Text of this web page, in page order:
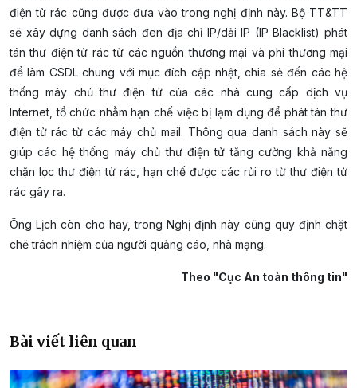
điện tử rác cũng được đưa vào trong nghị định này. Bộ TT&TT
sẽ xây dựng danh sách đen địa chỉ IP/dải IP (IP Blacklist) phát
tán thư điện tử rác từ các nguồn thương mại và phi thương mại
để làm CSDL chung với mục đích cập nhật, chia sẻ đến các hệ
thống máy chủ thư điện tử của các nhà cung cấp dịch vụ
Internet, tổ chức nhằm hạn chế việc bị lạm dụng để phát tán thư
điện tử rác từ các máy chủ mail. Thông qua danh sách này sẽ
giúp các hệ thống máy chủ thư điện tử tăng cường khả năng
chặn lọc thư điện tử rác, hạn chế được các rủi ro từ thư điện tử
rác gây ra.
Ông Lịch còn cho hay, trong Nghị định này cũng quy định chặt
chẽ trách nhiệm của người quảng cáo, nhà mạng.
Theo "Cục An toàn thông tin"
Bài viết liên quan